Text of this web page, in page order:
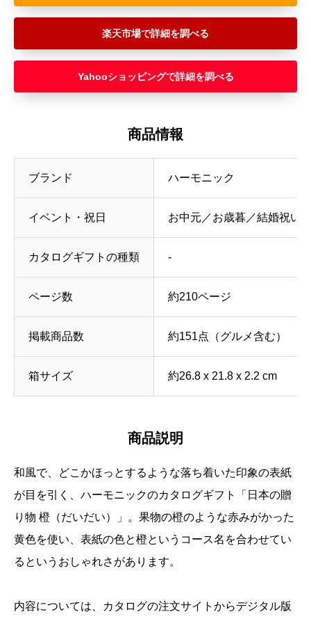
楽天市場
Yahooショッピング
商品情報
ブランド ハーモニック
イベント・祝日 お中元／お歳暮／結婚祝い
カタログギフトの種類 ‐
ページ数 約210ページ
掲載商品数 約151点（グルメ含む）
箱サイズ 約26.8 x 21.8 x 2.2 cm
商品説明
和風で、どこかほっとするような落ち着いた印象の表紙
が目を引く、ハーモニックのカタログギフト「日本の贈
り物 橙（だいだい）」。果物の橙のような赤みがかった
黄色を使い、表紙の色と橙というコース名を合わせてい
るというおしゃれさがあります。
内容については、カタログの注文サイトからデジタル版